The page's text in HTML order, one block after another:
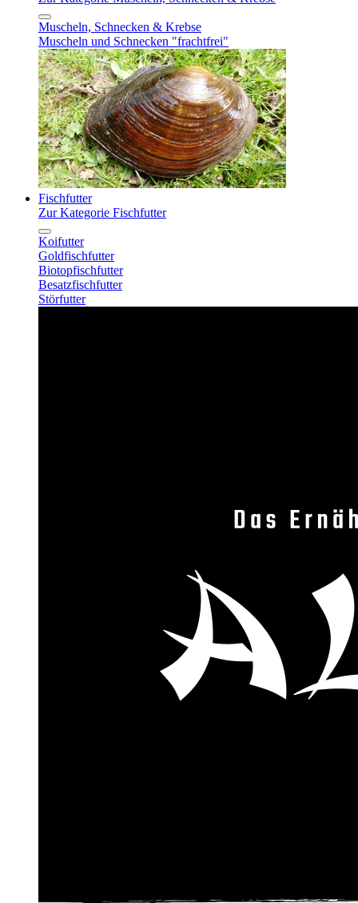
Muscheln, Schnecken & Krebse
Muscheln und Schnecken "frachtfrei"
Fischfutter
Zur Kategorie Fischfutter
Koifutter
Goldfischfutter
Biotopfischfutter
Besatzfischfutter
Störfutter